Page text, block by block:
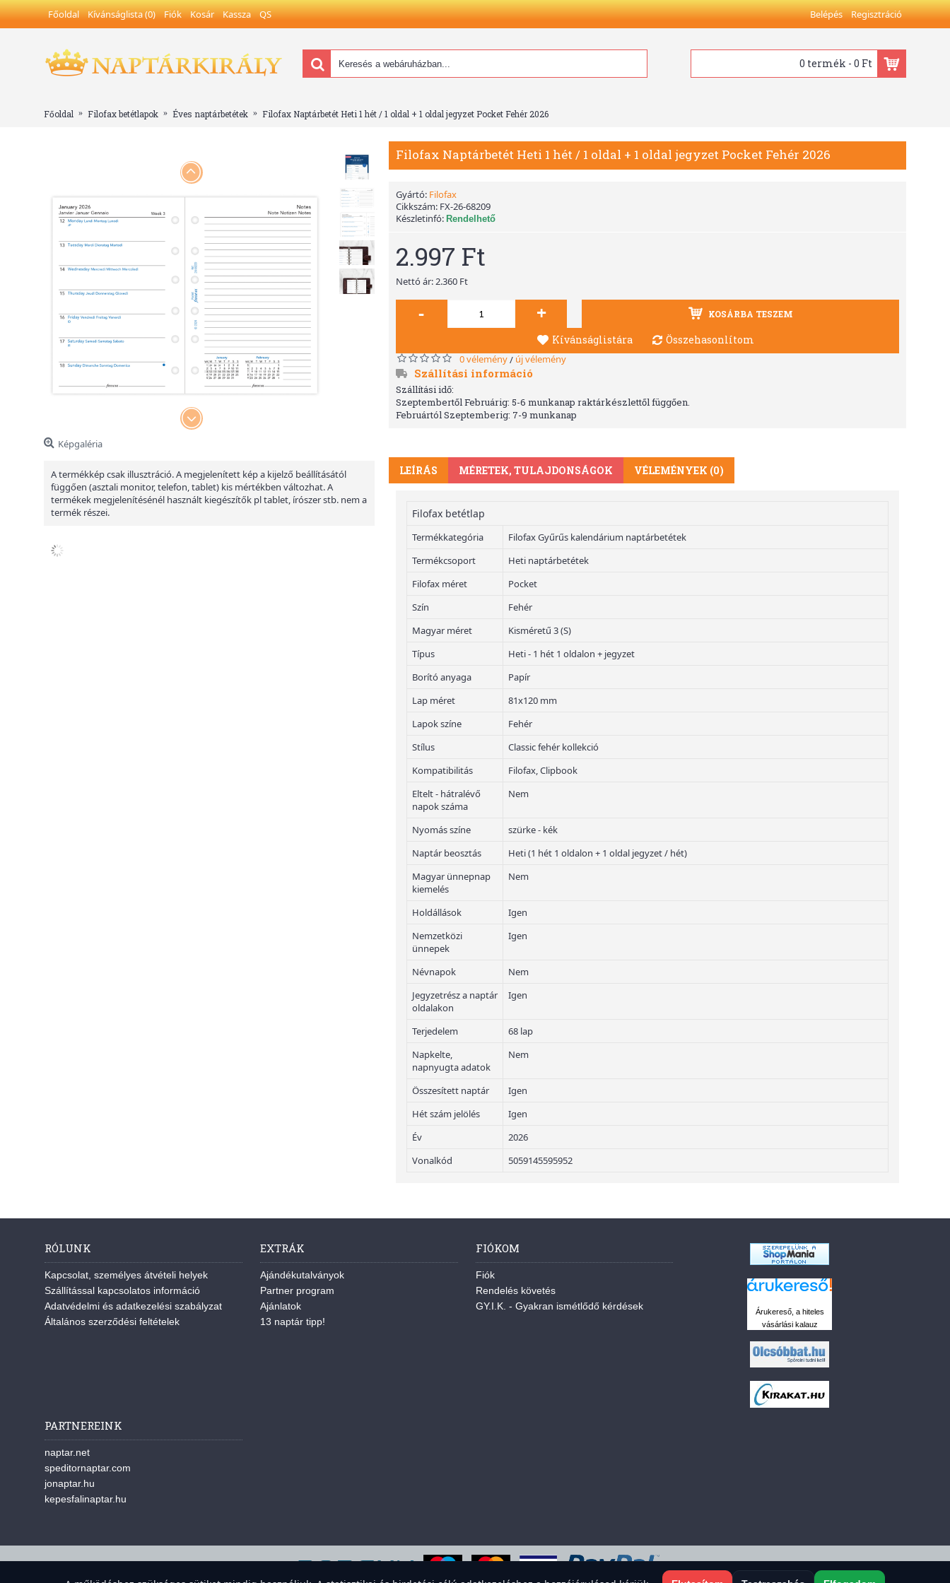
Főoldal Kívánságlista (0) Fiók Kosár Kassza QS Belépés Regisztráció
0 termék - 0 Ft
Főoldal Filofax betétlapok Éves naptárbetétek Filofax Naptárbetét Heti 1 hét / 1 oldal + 1 oldal jegyzet Pocket Fehér 2026
Képgaléria
A termékkép csak illusztráció. A megjelenített kép a kijelző beállításától
függően (asztali monitor, telefon, tablet) kis mértékben változhat. A
termékek megjelenítésénél használt kiegészítők pl tablet, írószer stb. nem a
termék részei.
Filofax Naptárbetét Heti 1 hét / 1 oldal + 1 oldal jegyzet Pocket Fehér 2026
Gyártó: Filofax
Cikkszám: FX-26-68209
Készletinfó: Rendelhető
2.997 Ft
Nettó ár: 2.360 Ft
- + KOSÁRBA TESZEM
Kívánságlistára Összehasonlítom
0 vélemény/ új vélemény
Szállítási információ
Szállítási idő:
Szeptembertől Februárig: 5-6 munkanap raktárkészlettől függően.
Februártól Szeptemberig: 7-9 munkanap
LEÍRÁS MÉRETEK, TULAJDONSÁGOK VÉLEMÉNYEK (0)
Filofax betétlap
Termékkategória
Filofax Gyűrűs kalendárium naptárbetétek
Termékcsoport
Heti naptárbetétek
Filofax méret
Pocket
Szín
Fehér
Magyar méret
Kisméretű 3 (S)
Típus
Heti - 1 hét 1 oldalon + jegyzet
Borító anyaga
Papír
Lap méret
81x120 mm
Lapok színe
Fehér
Stílus
Classic fehér kollekció
Kompatibilitás
Filofax, Clipbook
Eltelt - hátralévő
napok száma
Nem
Nyomás színe
szürke - kék
Naptár beosztás
Heti (1 hét 1 oldalon + 1 oldal jegyzet / hét)
Magyar ünnepnap
kiemelés
Nem
Holdállások
Igen
Nemzetközi
ünnepek
Igen
Névnapok
Nem
Jegyzetrész a naptár
oldalakon
Igen
Terjedelem
68 lap
Napkelte,
napnyugta adatok
Nem
Összesített naptár
Igen
Hét szám jelölés
Igen
Év
2026
Vonalkód
5059145595952
RÓLUNK
Kapcsolat, személyes átvételi helyek
Szállítással kapcsolatos információ
Adatvédelmi és adatkezelési szabályzat
Általános szerződési feltételek
EXTRÁK
Ajándékutalványok
Partner program
Ajánlatok
13 naptár tipp!
FIÓKOM
Fiók
Rendelés követés
GY.I.K. - Gyakran ismétlődő kérdések
Árukereső, a hiteles
vásárlási kalauz
PARTNEREINK
naptar.net
speditornaptar.com
jonaptar.hu
kepesfalinaptar.hu
A weboldal sütiket használ a felhasználói élmény javítása érdekében. Elfogadod a sütiket?